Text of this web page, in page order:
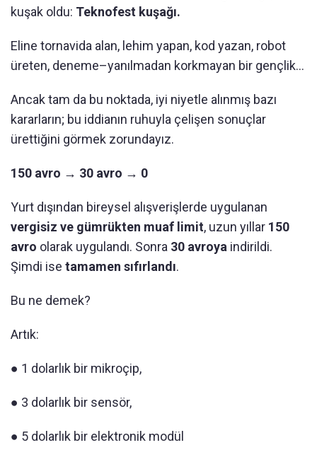
kuşak oldu: Teknofest kuşağı.
Eline tornavida alan, lehim yapan, kod yazan, robot
üreten, deneme–yanılmadan korkmayan bir gençlik…
Ancak tam da bu noktada, iyi niyetle alınmış bazı
kararların; bu iddianın ruhuyla çelişen sonuçlar
ürettiğini görmek zorundayız.
150 avro → 30 avro → 0
Yurt dışından bireysel alışverişlerde uygulanan
vergisiz ve gümrükten muaf limit, uzun yıllar 150
avro olarak uygulandı. Sonra 30 avroya indirildi.
Şimdi ise tamamen sıfırlandı.
Bu ne demek?
Artık:
● 1 dolarlık bir mikroçip,
● 3 dolarlık bir sensör,
● 5 dolarlık bir elektronik modül